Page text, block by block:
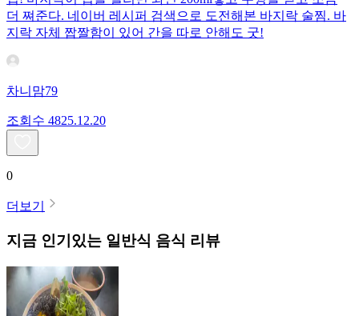
더 쪄준다. 네이버 레시퍼 검색으로 도전해본 바지락 술찜. 바
지락 자체 짭짤함이 있어 간을 따로 안해도 굿!
차니맘79
조회수 4825.12.20
0
더보기
지금 인기있는 일반식 음식 리뷰